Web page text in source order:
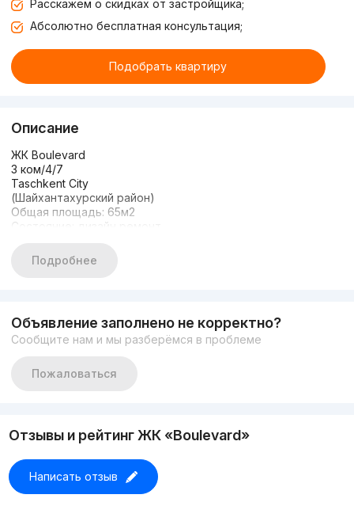
Расскажем о скидках от застройщика;
Абсолютно бесплатная консультация;
Подобрать квартиру
Описание
ЖК Boulevard
3 ком/4/7
Taschkent City
(Шайхантахурский район)
Общая площадь: 65м2
Состояние: дизайн ремонт
ЦЕНА: 195 000 у.е.
+998903247477
Подробнее
Объявление заполнено не корректно?
Сообщите нам и мы разберёмся в проблеме
Пожаловаться
Отзывы и рейтинг ЖК «Boulevard»
Написать отзыв